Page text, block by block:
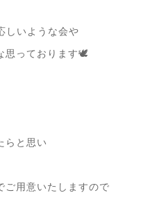
しいような会や
思っております🕊
らと思い
ご用意いたしますので